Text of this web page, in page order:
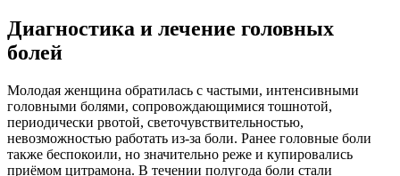
Диагностика и лечение головных
болей
Молодая женщина обратилась с частыми, интенсивными
головными болями, сопровождающимися тошнотой,
периодически рвотой, светочувствительностью,
невозможностью работать из-за боли. Ранее головные боли
также беспокоили, но значительно реже и купировались
приёмом цитрамона. В течении полугода боли стали